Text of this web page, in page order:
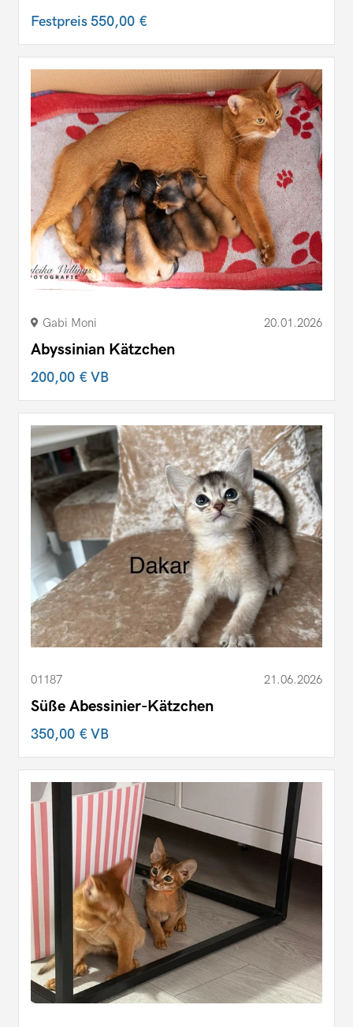
Festpreis550,00 €
Gabi Moni 20.01.2026
Abyssinian Kätzchen
200,00 €VB
01187 21.06.2026
Süße Abessinier-Kätzchen
350,00 €VB